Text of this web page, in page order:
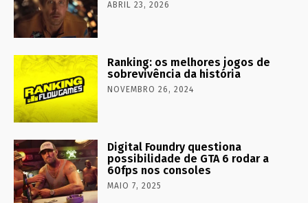
ABRIL 23, 2026
Ranking: os melhores jogos de
sobrevivência da história
NOVEMBRO 26, 2024
Digital Foundry questiona
possibilidade de GTA 6 rodar a
60fps nos consoles
MAIO 7, 2025